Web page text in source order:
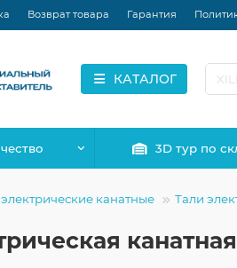
Возврат товара Гарантия
КАТАЛОГ
3D тур по
канатные Тали